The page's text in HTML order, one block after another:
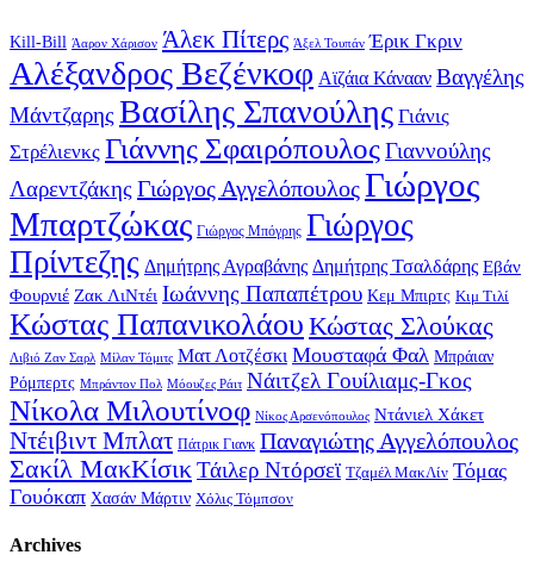
Kill-Bill Άαρον Χάρισον Άλεκ Πίτερς Άξελ Τουπάν Έρικ Γκριν
Αλέξανδρος Βεζένκοφ Αϊζάια Κάνααν Βαγγέλης
Μάντζαρης Βασίλης Σπανούλης Γιάνις
Στρέλιενκς Γιάννης ΣφαιρόπουλοςΓιαννούλης
Λαρεντζάκης Γιώργος ΑγγελόπουλοςΓιώργος
Μπαρτζώκας Γιώργος Μπόγρης Γιώργος
Πρίντεζης Δημήτρης Αγραβάνης Δημήτρης Τσαλδάρης Εβάν
Φουρνιέ Ζακ ΛιΝτέι Ιωάννης Παπαπέτρου Κεμ Μπιρτς Κιμ Τιλί
Κώστας Παπανικολάου Κώστας Σλούκας
Λιβιό Ζαν Σαρλ Μίλαν Τόμιτς Ματ Λοτζέσκι Μουσταφά Φαλ Μπράιαν
Ρόμπερτς Μπράντον Πολ Μόουζες Ράιτ Νάιτζελ Γουίλιαμς-Γκος
Νίκολα Μιλουτίνοφ Νίκος Αρσενόπουλος Ντάνιελ Χάκετ
Ντέιβιντ Μπλατ Πάτρικ Γιανκ Παναγιώτης Αγγελόπουλος
Σακίλ ΜακΚίσικ Τάιλερ Ντόρσεϊ Τζαμέλ ΜακΛίν Τόμας
Γουόκαπ Χασάν Μάρτιν Χόλις Τόμπσον
Archives